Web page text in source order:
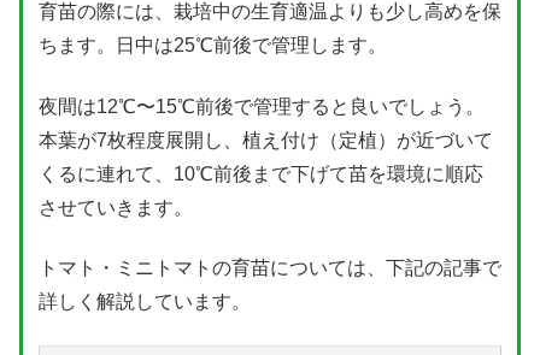
育苗の際には、栽培中の生育適温よりも少し高めを保
ちます。日中は25℃前後で管理します。
夜間は12℃〜15℃前後で管理すると良いでしょう。
本葉が7枚程度展開し、植え付け（定植）が近づいて
くるに連れて、10℃前後まで下げて苗を環境に順応
させていきます。
トマト・ミニトマトの育苗については、下記の記事で
詳しく解説しています。